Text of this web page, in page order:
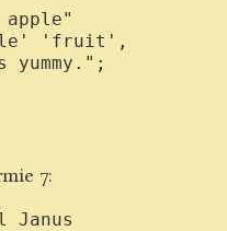
'fruit',
yummy.";
7:
Janus